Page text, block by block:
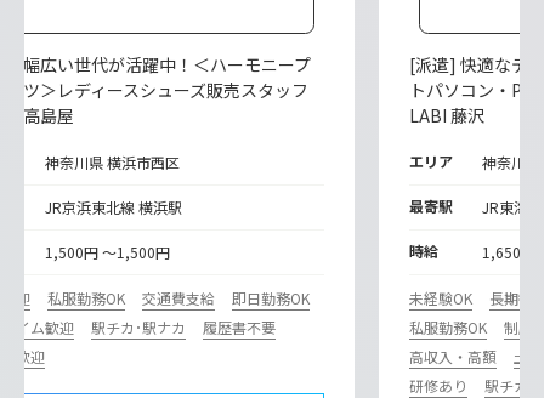
] 幅広い世代が活躍中！＜ハーモニープ
クツ＞レディースシューズ販売スタッフ
浜高島屋
神奈川県 横浜市西区
JR京浜東北線 横浜駅
1,500円 ～1,500円
迎 私服勤務OK 交通費支給
即日勤務OK
イム歓迎
駅チカ･駅ナカ
履歴書不要
歓迎
[派遣] 快適なデ
トパソコン・PC
LABI 藤沢
エリア 神奈川
最寄駅 JR東海
時給 1,650円
未経験OK
長期歓
私服勤務OK
制服
高収入・高額
土
研修あり
駅チカ･